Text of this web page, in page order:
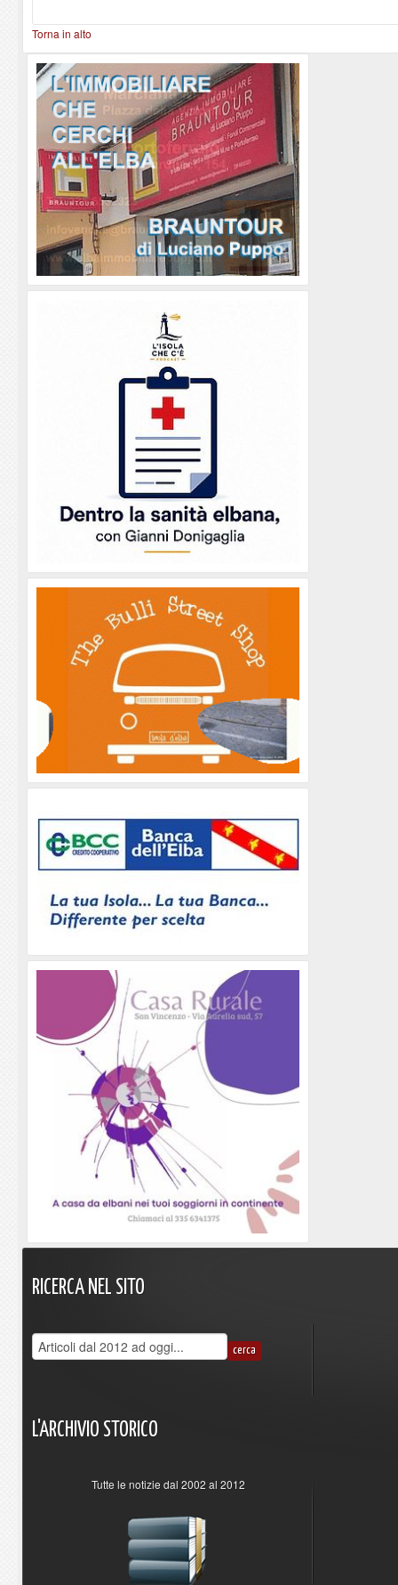
Torna in alto
RICERCA NEL SITO
L'ARCHIVIO STORICO
Tutte le notizie dal 2002 al 2012